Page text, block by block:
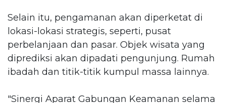
Selain itu, pengamanan akan diperketat di
lokasi-lokasi strategis, seperti, pusat
perbelanjaan dan pasar. Objek wisata yang
diprediksi akan dipadati pengunjung. Rumah
ibadah dan titik-titik kumpul massa lainnya.
"Sinergi Aparat Gabungan Keamanan selama